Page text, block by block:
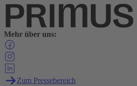
Mehr über uns:
Zum Pressebereich